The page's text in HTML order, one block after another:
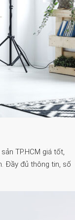
TP.HCM giá tốt,
Đầy đủ thông tin, số